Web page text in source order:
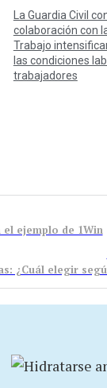
La Guardia Civil
colaboración con
Trabajo
las condiciones
trabajadores
ejemplo de 1Win
¿Cuál elegir